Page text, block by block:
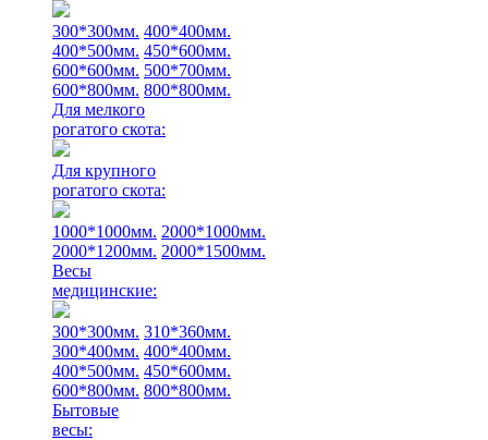
300*300мм. 400*400мм.
400*500мм. 450*600мм.
600*600мм. 500*700мм.
600*800мм. 800*800мм.
Для мелкого
рогатого скота:
Для крупного
рогатого скота:
1000*1000мм. 2000*1000мм.
2000*1200мм. 2000*1500мм.
Весы
медицинские:
300*300мм. 310*360мм.
300*400мм. 400*400мм.
400*500мм. 450*600мм.
600*800мм. 800*800мм.
Бытовые
весы: